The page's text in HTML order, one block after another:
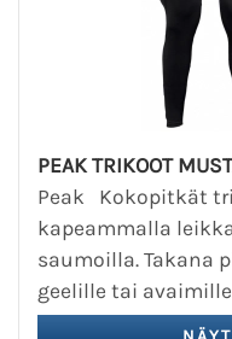
PEAK TRIKOOT
Peak Kokopitkät
kapeammalla
saumoilla. Takana
geelille tai